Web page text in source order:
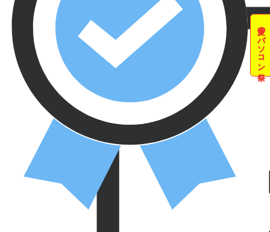
夏のパソコン祭